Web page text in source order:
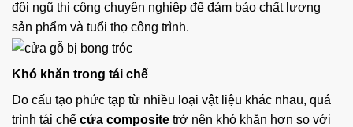
đội ngũ thi công chuyên nghiệp để đảm bảo chất lượng
sản phẩm và tuổi thọ công trình.
Khó khăn trong tái chế
Do cấu tạo phức tạp từ nhiều loại vật liệu khác nhau, quá
trình tái chế cửa composite trở nên khó khăn hơn so với